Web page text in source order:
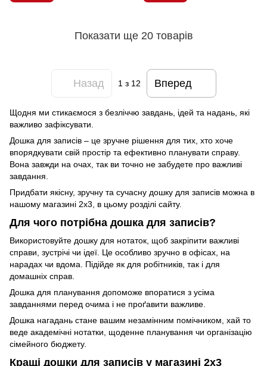
Показати ще 20 товарів
Назад 1 з 12 Вперед
Щодня ми стикаємося з безліччю завдань, ідей та надань, які
важливо зафіксувати.
Дошка для записів – це зручне рішення для тих, хто хоче
впорядкувати свій простір та ефективно планувати справу.
Вона завжди на очах, так ви точно не забудете про важливі
завдання.
Придбати якісну, зручну та сучасну дошку для записів можна в
нашому магазині 2х3, в цьому розділі сайту.
Для чого потрібна дошка для записів?
Використовуйте дошку для нотаток, щоб закріпити важливі
справи, зустрічі чи ідеї. Це особливо зручно в офісах, на
нарадах чи вдома. Підійде як для робітників, так і для
домашніх справ.
Дошка для планування допоможе впоратися з усіма
завданнями перед очима і не проґавити важливе.
Дошка нагадань стане вашим незамінним помічником, хай то
веде академічні нотатки, щоденне планування чи організацію
сімейного бюджету.
Кращі дошки для записів у магазині 2х3